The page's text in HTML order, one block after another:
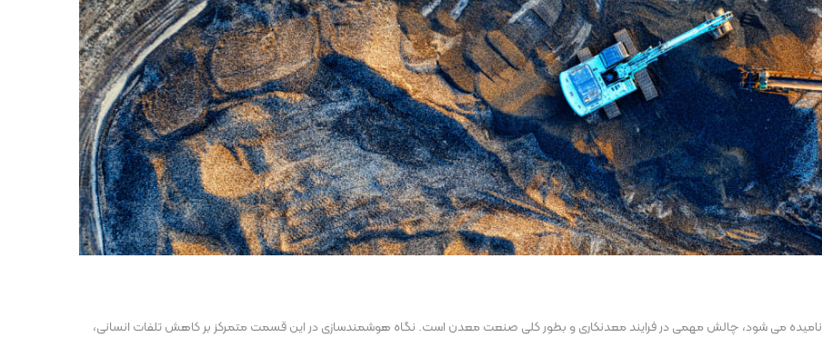
موضوع سلامت کارکنان، ایمنی و محیط زیست که به اختصار HSE نامیده می شود، چالش مهمی در فرایند معدنکاری و بطور کلی صنعت معدن است. نگاه هوشمندسازی در این قسمت متمرکز بر کاهش تلفات انسانی،